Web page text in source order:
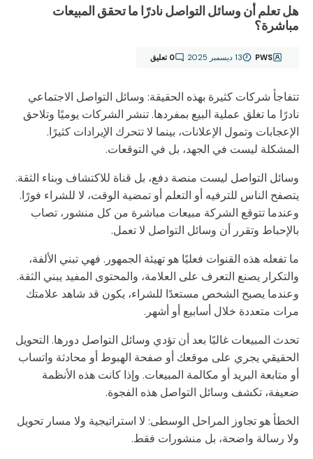
هل تعلم أن وسائل التواصل نادرًا ما تحقق المبيعات
مباشرة؟
PWS 13 ديسمبر 2025 0 تعليق
تتفاجأ شركات كثيرة بهذه الحقيقة: وسائل التواصل الاجتماعي
نادرًا ما تغلق عملية البيع بمفردها. تنشر الشركات يوميًا وتلاحق
الإعجابات وتمول الإعلانات، بينما لا تتحرك الإيرادات كثيرًا.
المشكلة ليست في الجهد، بل في التوقعات.
وسائل التواصل ليست منصة دفع، بل قناة للاكتشاف وبناء الثقة.
يتصفح الناس للترفيه أو التعلم أو تمضية الوقت، لا للشراء فورًا.
وعندما تتوقع الشركة مبيعات مباشرة من كل منشور، تصاب
بالإحباط وتقرر أن وسائل التواصل لا تعمل.
ما تفعله هذه القنوات فعليًا هو تهيئة الجمهور. فهي تبني الألفة،
والتكرار يصنع التعرف على العلامة، والمحتوى المفيد يبني الثقة.
وعندما يصبح الشخص مستعدًا للشراء، يكون قد شاهد علامتك
مرات متعددة خلال أسابيع أو أشهر.
تحدث المبيعات غالبًا بعد أن تؤدي وسائل التواصل دورها. التحويل
الحقيقي يجري على موقعك أو صفحة الهبوط أو محادثة واتساب
أو متابعة البريد أو مكالمة المبيعات. وإذا كانت هذه الأنظمة
ضعيفة، تكشف وسائل التواصل هذه الفجوة.
الخطأ هو تجاوز المراحل الوسطى: لا استراتيجية ولا مسار تحويل
ولا رسالة واضحة، بل منشورات فقط.